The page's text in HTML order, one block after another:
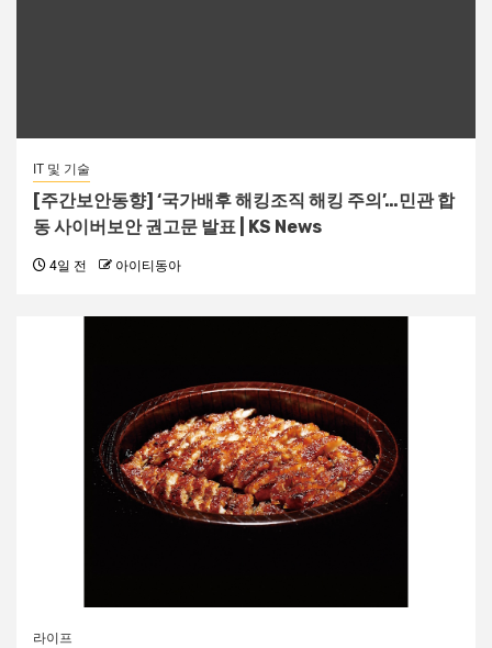
IT 및 기술
[주간보안동향] ‘국가배후 해킹조직 해킹 주의’…민관 합
동 사이버보안 권고문 발표 | KS News
4일 전 아이티동아
라이프